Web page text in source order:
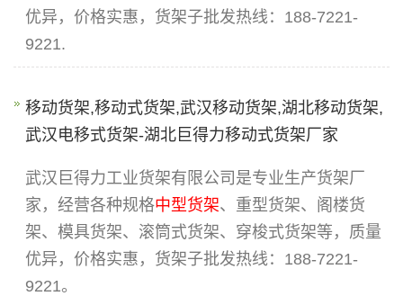
优异，价格实惠，货架子批发热线：188-7221-
9221.
移动货架,移动式货架,武汉移动货架,湖北移动货架,
武汉电移式货架-湖北巨得力移动式货架厂家
武汉巨得力工业货架有限公司是专业生产货架厂
家，经营各种规格中型货架、重型货架、阁楼货
架、模具货架、滚筒式货架、穿梭式货架等，质量
优异，价格实惠，货架子批发热线：188-7221-
9221。